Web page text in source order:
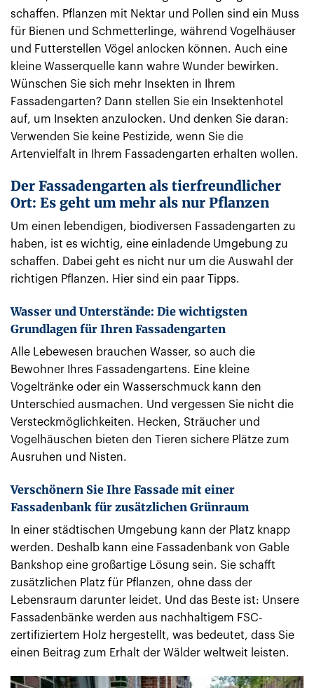
schaffen. Pflanzen mit Nektar und Pollen sind ein Muss
für Bienen und Schmetterlinge, während Vogelhäuser
und Futterstellen Vögel anlocken können. Auch eine
kleine Wasserquelle kann wahre Wunder bewirken.
Wünschen Sie sich mehr Insekten in Ihrem
Fassadengarten? Dann stellen Sie ein Insektenhotel
auf, um Insekten anzulocken. Und denken Sie daran:
Verwenden Sie keine Pestizide, wenn Sie die
Artenvielfalt in Ihrem Fassadengarten erhalten wollen.
Der Fassadengarten als tierfreundlicher
Ort: Es geht um mehr als nur Pflanzen
Um einen lebendigen, biodiversen Fassadengarten zu
haben, ist es wichtig, eine einladende Umgebung zu
schaffen. Dabei geht es nicht nur um die Auswahl der
richtigen Pflanzen. Hier sind ein paar Tipps.
Wasser und Unterstände: Die wichtigsten
Grundlagen für Ihren Fassadengarten
Alle Lebewesen brauchen Wasser, so auch die
Bewohner Ihres Fassadengartens. Eine kleine
Vogeltränke oder ein Wasserschmuck kann den
Unterschied ausmachen. Und vergessen Sie nicht die
Versteckmöglichkeiten. Hecken, Sträucher und
Vogelhäuschen bieten den Tieren sichere Plätze zum
Ausruhen und Nisten.
Verschönern Sie Ihre Fassade mit einer
Fassadenbank für zusätzlichen Grünraum
In einer städtischen Umgebung kann der Platz knapp
werden. Deshalb kann eine Fassadenbank von Gable
Bankshop eine großartige Lösung sein. Sie schafft
zusätzlichen Platz für Pflanzen, ohne dass der
Lebensraum darunter leidet. Und das Beste ist: Unsere
Fassadenbänke werden aus nachhaltigem FSC-
zertifiziertem Holz hergestellt, was bedeutet, dass Sie
einen Beitrag zum Erhalt der Wälder weltweit leisten.